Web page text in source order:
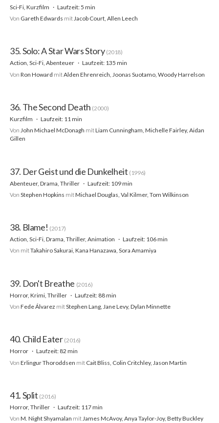
Sci-Fi, Kurzfilm
Laufzeit: 5 min
Von Gareth Edwards mitJacob Court, Allen Leech
35. Solo: A Star Wars Story (2018)
Action, Sci-Fi, Abenteuer
Laufzeit: 135 min
Von Ron Howard mitAlden Ehrenreich, Joonas Suotamo, Woody Harrelson
36. The Second Death (2000)
Kurzfilm
Laufzeit: 11 min
Von John Michael McDonagh mitLiam Cunningham, Michelle Fairley, Aidan
Gillen
37. Der Geist und die Dunkelheit (1996)
Abenteuer, Drama, Thriller
Laufzeit: 109 min
Von Stephen Hopkins mitMichael Douglas, Val Kilmer, Tom Wilkinson
38. Blame! (2017)
Action, Sci-Fi, Drama, Thriller, Animation
Laufzeit: 106 min
Von mitTakahiro Sakurai, Kana Hanazawa, Sora Amamiya
39. Don't Breathe (2016)
Horror, Krimi, Thriller
Laufzeit: 88 min
Von Fede Álvarez mitStephen Lang, Jane Levy, Dylan Minnette
40. Child Eater (2016)
Horror
Laufzeit: 82 min
Von Erlingur Thoroddsen mit Cait Bliss, Colin Critchley, Jason Martin
41. Split (2016)
Horror, Thriller
Laufzeit: 117 min
Von M. Night Shyamalan mitJames McAvoy, Anya Taylor-Joy, Betty Buckley